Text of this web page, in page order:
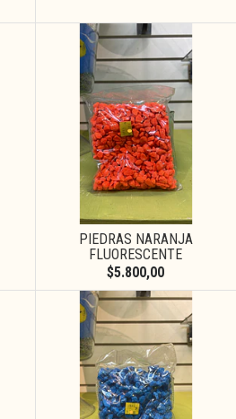
PIEDRAS NARANJA
FLUORESCENTE
$5.800,00